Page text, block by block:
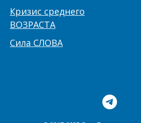
Кризис среднего
ВОЗРАСТА
Сила СЛОВА